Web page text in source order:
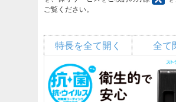
ご覧ください。
全て
特長を全て開く